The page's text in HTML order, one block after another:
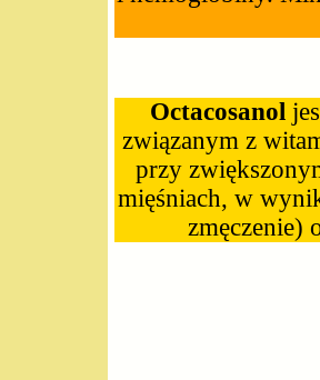
Octacosanol
związanym z
przy
mięśniach, w
zmęczenie)